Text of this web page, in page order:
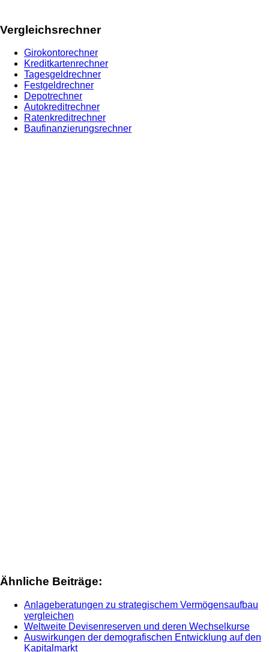
Vergleichsrechner
Girokontorechner
Kreditkartenrechner
Tagesgeldrechner
Festgeldrechner
Depotrechner
Autokreditrechner
Ratenkreditrechner
Baufinanzierungsrechner
Ähnliche Beiträge:
Anlageberatungen zu strategischem Vermögensaufbau
vergleichen
Weltweite Devisenreserven und deren Wechselkurse
Auswirkungen der demografischen Entwicklung auf den
Kapitalmarkt